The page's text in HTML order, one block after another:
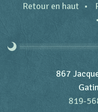
Retour en haut
867
819-